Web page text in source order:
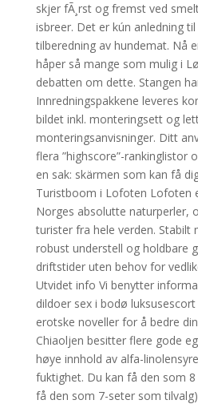
skjer fÃ¸rst og fremst ved
isbreer. Det er kún anledning
tilberedning av hundemat. Nå
håper så mange som mulig i
debatten om dette. Stangen
Innredningspakkene leveres
bildet inkl. monteringsett og
monteringsanvisninger. Ditt
flera ”highscore”-rankinglistor
en sak: skärmen som kan få
Turistboom i Lofoten Lofoten
Norges absolutte naturperler,
turister fra hele verden. Stabilt
robust understell og holdbare
driftstider uten behov for
Utvidet info Vi benytter
dildoer sex i bodø
erotske noveller for å bedre
Chiaoljen besitter flere gode
høye innhold av alfa-
fuktighet. Du kan få den som
få den som 7-seter som